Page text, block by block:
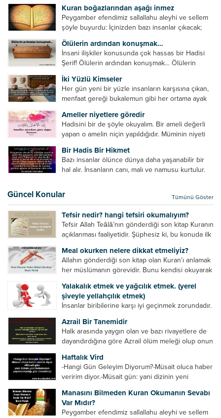
bir yere sahiptir. Namaz kul ile Allah arasındaki bir
toplantıdır....
Kuran boğazlarından aşağı inmez
Peygamber efendimiz sallallahu aleyhi ve sellem
şöyle buyurdu: İçinizden bazı insanlar çıkacak;
küçümseyeceksiniz. Onların oruçlarını görünce
kendi oruçlarınızı küçümseyeceksiniz. Onların
amellerini görünce kendi amellerinizi
küçümseyeceksiniz. ...
Ölülerin ardından konuşmak…
İnsani ilişkiler konusunda çok hassas bir Hadisi
Şerif! Ölülerin ardından konuşmak… Ölülerin
küfretmek, sövmek, onların günah ve kusurlarını
zikretmek ölüye zarar vermez, fayda da vermez....
İki Yüzlü Kimseler
Her gün yeni bir yüzle insanların karşısına çıkan,
menfaat gereği bukalemun gibi her ortama ayak
insan grubudur. Müminlerin yanında mümin gibi
duran,...
Ameller niyetlere göredir
Hadisini bir de şöyle okuyalım. Bir ameli değerli
yapan o amelin niçin yapıldığıdır. Müminin niyeti
namazın hiçbir değeri yoktur. Gösteriş için
okunan ezanın hiçbir...
Bir Hadis Bir Hikmet
Bazı insanlar ölünce dünya daha yaşanabilir bir
hal alır. İnsanların canı, malı ve namusu kurtulur.
kurtulur. Ağaçlar onun zulmünden kurtulur....
Güncel Konular Tümünü Göster
Tefsir nedir? hangi tefsiri okumalıyım?
Tefsir Allah Teâlâ’nın gönderdiği son kitap Kuranın
açıklanması faaliyetidir. Şüphesiz ki, bu konuda ilk
ayetleri peygamber efendimize soruyor. O da
bunları izah ediyor/tefsir ediyordu. “Biz sana...
Meal okurken nelere dikkat etmeliyiz?
Allahın gönderdiği son kitap olan Kuran’ı anlamak
her müslümanın görevidir. Bunu kendisi okuyarak
yollarla anlamaya çalışmalıdır. Meal nedir? Arapça
bir kelime olan meal;...
Yalakalık etmek ve yağcılık etmek. (yerel
şiveyle yellahçılık etmek)
İnsanlar biribilerine karşı iyi geçinmek zorundadır.
makam gücü, nesep gücü, maddi güç, fiziki güç)
diğer insanları ezebiliyor. Normal şartlarda elinde
bu güçler...
Azrail Bir Tanemidir
Halk arasında yaygın olan ve bazı rivayetlere de
dayandırdığına göre Azrail ölüm meleği olup onun
Azrail tek başına aynı anda binlerce insanın
canını...
Haftalık Vird
-Hangi Gün Geleyim Diyorum?-Müsait oluca haber
veririm diyor.-Müsait gün: yani dizinin yeni
efendinin Haftalık Virdi HAFTALIK VİRD Pazartesi
Günü Hangi VİRD var?20:00 Star TV –...
Manasını Bilmeden Kuran Okumanın Sevabı
Var Mıdır?
Peygamber efendimiz sallallahu aleyhi ve sellem